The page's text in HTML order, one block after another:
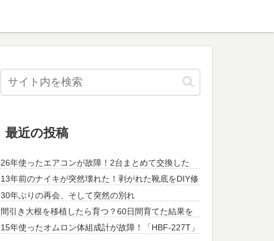
最近の投稿
26年使ったエアコンが故障！2台まとめて交換した
13年前のナイキが突然壊れた！剥がれた靴底をDIY修
理してみた
30年ぶりの再会、そして突然の別れ
間引き大根を移植したら育つ？60日間育てた結果を
紹介！
15年使ったオムロン体組成計が故障！「HBF-227T」